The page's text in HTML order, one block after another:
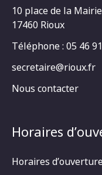
10 place de la Mairie
17460 Rioux
Téléphone : 05 46
secretaire@rioux.fr
Nous contacter
Horaires
Horaires